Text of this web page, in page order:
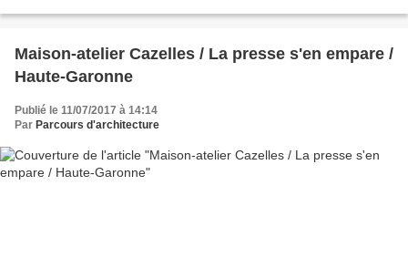
Maison-atelier Cazelles / La presse s'en empare /
Haute-Garonne
Publié le 11/07/2017 à 14:14
Par Parcours d'architecture